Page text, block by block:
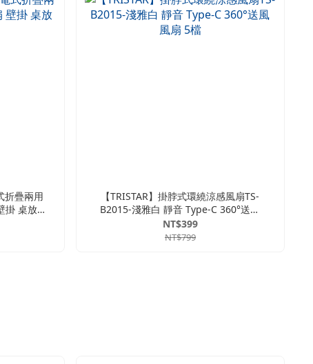
折疊兩用
掛 桌放
【TRISTAR】掛脖式環繞涼感風扇TS-
B2015-淺雅白 靜音 Type-C 360°送風
風扇 5檔
NT$399
NT$799